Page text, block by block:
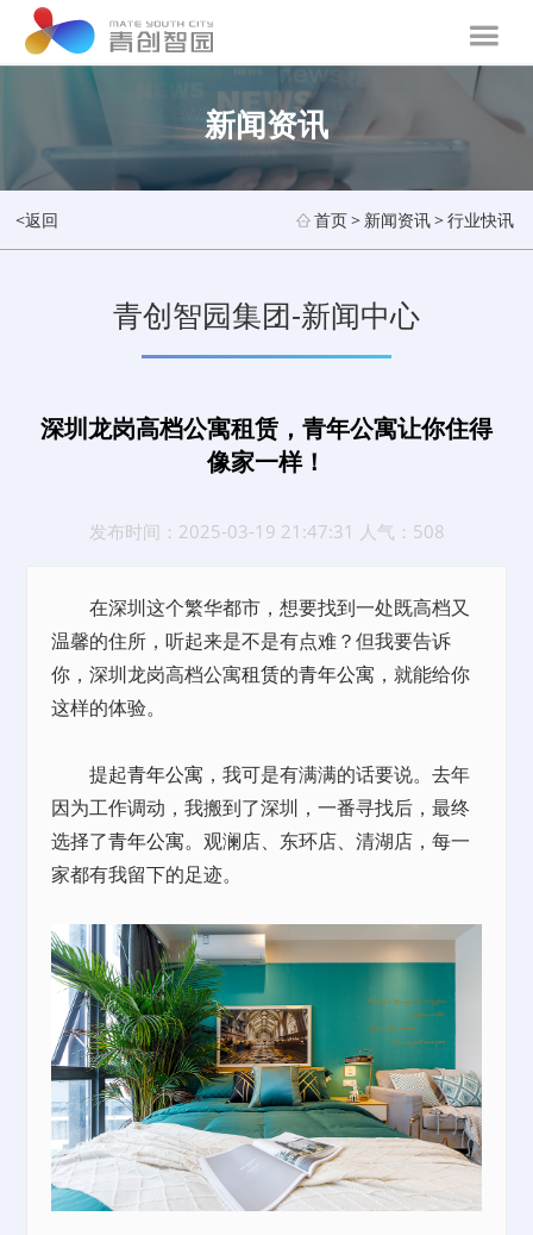
新闻资讯
<返回 首页> 新闻资讯>行业快讯
青创智园集团-新闻中心
深圳龙岗高档公寓租赁，青年公寓让你住得
像家一样！
发布时间：2025-03-19 21:47:31 人气：508
在深圳这个繁华都市，想要找到一处既高档又
温馨的住所，听起来是不是有点难？但我要告诉
你，深圳龙岗高档公寓租赁的青年公寓 ，就能给你
这样的体验。
提起青年公寓 ，我可是有满满的话要说。去年
因为工作调动，我搬到了深圳，一番寻找后，最终
选择了青年公寓。观澜店、东环店、清湖店，每一
家都有我留下的足迹。